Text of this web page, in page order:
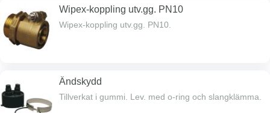
Wipex-koppling utv.gg. PN10
Wipex-koppling utv.gg. PN10.
Ändskydd
Tillverkat i gummi. Lev. med o-ring och slangklämma.